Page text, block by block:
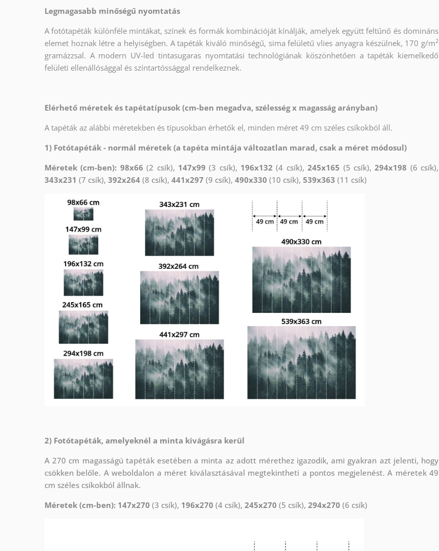
Legmagasabb minőségű nyomtatás
A fotótapéták különféle mintákat, színek és formák kombinációját kínálják, amelyek együtt feltűnő és domináns
elemet hoznak létre a helyiségben. A tapéták kiváló minőségű, sima felületű vlies anyagra készülnek, 170 g/m2
gramázzsal. A modern UV-led tintasugaras nyomtatási technológiának köszönhetően a tapéták kiemelkedő
felületi ellenállósággal és színtartóssággal rendelkeznek.
Elérhető méretek és tapétatípusok (cm-ben megadva, szélesség x magasság arányban)
A tapéták az alábbi méretekben és típusokban érhetők el, minden méret 49 cm széles csíkokból áll.
1) Fotótapéták - normál méretek (a tapéta mintája változatlan marad, csak a méret módosul)
Méretek (cm-ben): 98x66 (2 csík), 147x99 (3 csík), 196x132 (4 csík),245x165 (5 csík),294x198 (6 csík),
343x231 (7 csík), 392x264 (8 csík), 441x297 (9 csík), 490x330 (10 csík), 539x363 (11 csík)
2) Fotótapéták, amelyeknél a minta kivágásra kerül
A 270 cm magasságú tapéták esetében a minta az adott mérethez igazodik, ami gyakran azt jelenti, hogy
csökken belőle. A weboldalon a méret kiválasztásával megtekintheti a pontos megjelenést. A méretek 49
cm széles csíkokból állnak.
Méretek (cm-ben): 147x270 (3 csík), 196x270 (4 csík), 245x270 (5 csík), 294x270 (6 csík)